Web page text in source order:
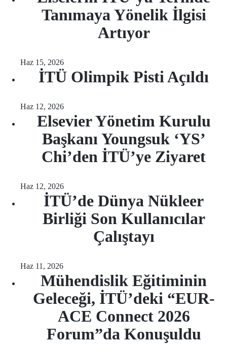
Tanımaya Yönelik İlgisi
Artıyor
Haz 15, 2026
İTÜ Olimpik Pisti Açıldı
Haz 12, 2026
Elsevier Yönetim Kurulu
Başkanı Youngsuk ‘YS’
Chi’den İTÜ’ye Ziyaret
Haz 12, 2026
İTÜ’de Dünya Nükleer
Birliği Son Kullanıcılar
Çalıştayı
Haz 11, 2026
Mühendislik Eğitiminin
Geleceği, İTÜ’deki “EUR-
ACE Connect 2026
Forum”da Konuşuldu